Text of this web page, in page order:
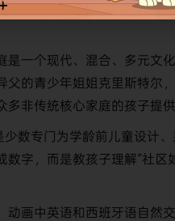
是一个现代、混合、多元文
父的青少年姐姐克里斯特尔
非传统核心家庭的孩子提
少数专门为学龄前儿童设计
字，而是教孩子理解“社区
动画中英语和西班牙语自然